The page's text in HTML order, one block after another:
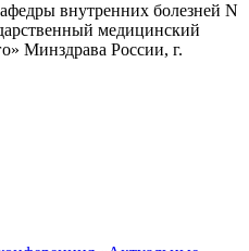
внутренних болезней N
медицинский
Минздрава России, г.